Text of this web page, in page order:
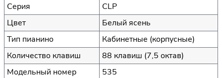
Серия
CLP
Цвет
Белый ясень
Тип пианино
Кабинетные (корпусные)
Количество клавиш
88 клавиш (7,5 октав)
Модельный номер
535